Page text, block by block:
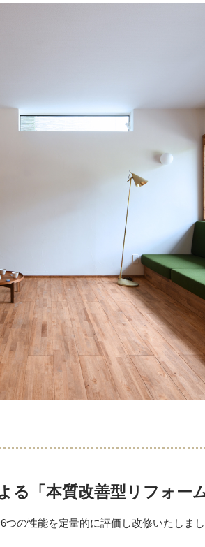
る「本質改善型リフォーム
の性能を定量的に評価し改修いたしまし